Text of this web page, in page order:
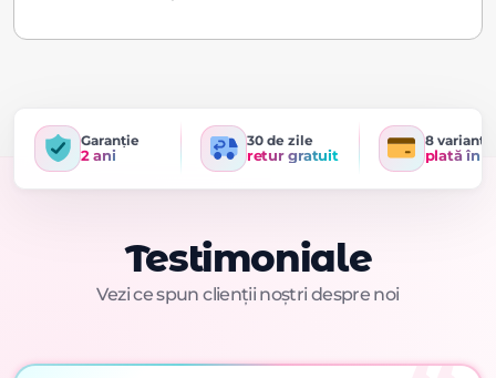
Garanție
2 ani
30 de zile
retur gratuit
8 variante
plată în
Testimoniale
Vezi ce spun clienții noștri despre noi